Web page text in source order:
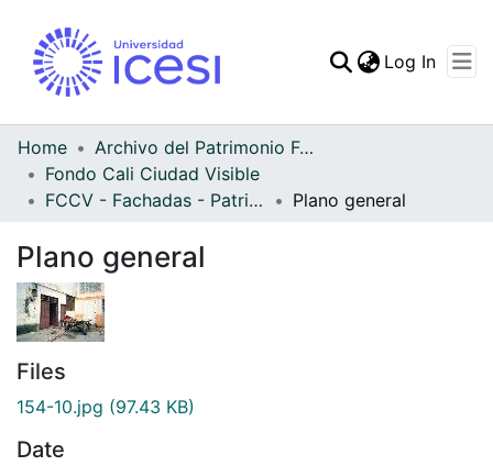
Log In
Home
Archivo del Patrimonio Fotográfico y Fílmico del Valle del Cauca
Fondo Cali Ciudad Visible
FCCV - Fachadas - Patrimonial
Plano general
Plano general
Files
154-10.jpg (97.43 KB)
Date